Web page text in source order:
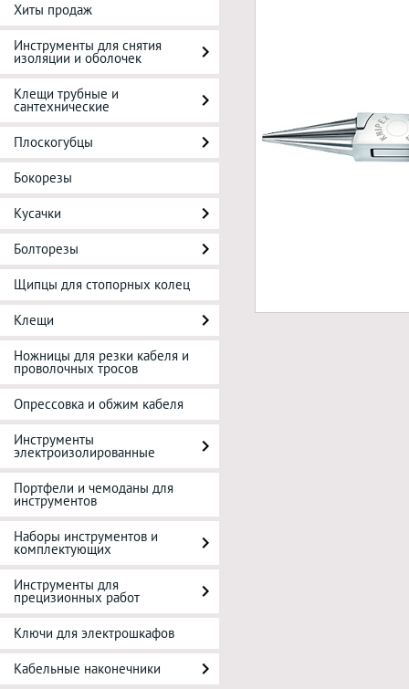
Хиты продаж
Инструменты для снятия
изоляции и оболочек
Клещи трубные и
сантехнические
Плоскогубцы
Бокорезы
Кусачки
Болторезы
Щипцы для стопорных колец
Клещи
Ножницы для резки кабеля и
проволочных тросов
Опрессовка и обжим кабеля
Инструменты
электроизолированные
Портфели и чемоданы для
инструментов
Наборы инструментов и
комплектующих
Инструменты для
прецизионных работ
Ключи для электрошкафов
Кабельные наконечники